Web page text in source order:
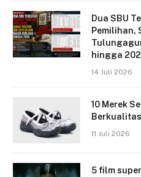
Dua SBU
Pemilihan,
hingga
14 Juli 2026
10 Merek
11 Juli 2026
5 film